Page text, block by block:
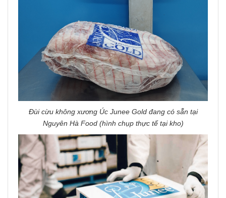
Đùi cừu không xương Úc Junee Gold đang có sẵn tại
Nguyên Hà Food (hình chụp thực tế tại kho)